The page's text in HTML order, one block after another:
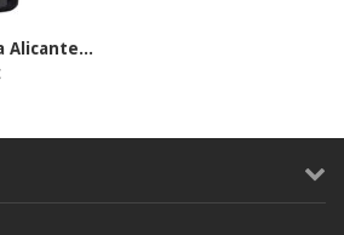
Alicante...